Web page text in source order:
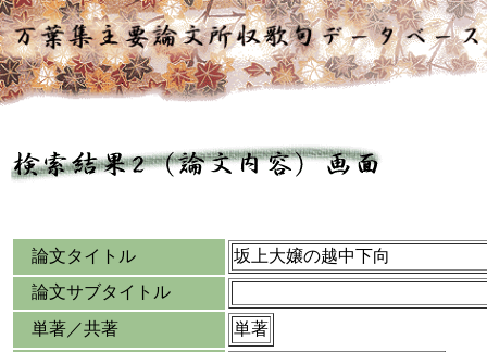
論文タイトル
坂上大嬢の越中下向
論文サブタイトル
単著／共著
単著